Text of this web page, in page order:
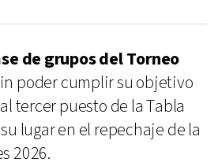
de grupos del Torneo
poder cumplir su objetivo
tercer puesto de la Tabla
lugar en el repechaje de la
2026.